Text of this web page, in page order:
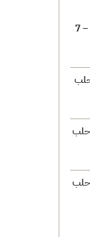
خريطة النفوذ والسيطرة – حلب – 7
حلب
حلب